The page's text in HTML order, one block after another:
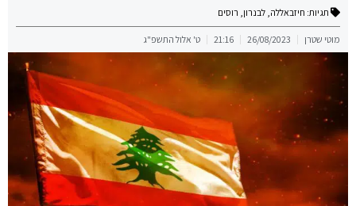
תגיות: חיזבאללה, לבנרון, רוסים
מוטי שטרן 26/08/2023
21:16 ט' אלול התשפ"ג